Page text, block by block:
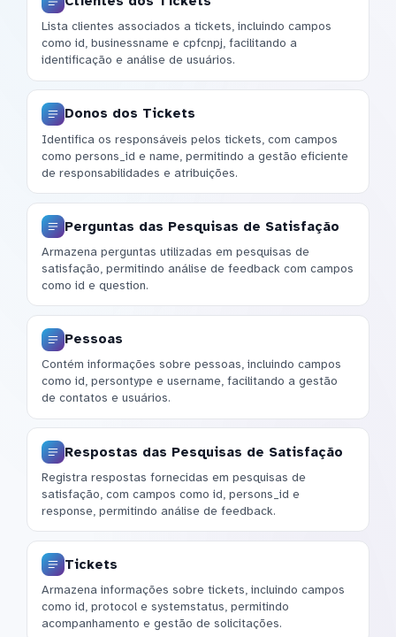
Lista clientes associados a tickets, incluindo campos
como id, businessname e cpfcnpj, facilitando a
identificação e análise de usuários.
Donos dos Tickets
Identifica os responsáveis pelos tickets, com campos
como persons_id e name, permitindo a gestão eficiente
de responsabilidades e atribuições.
Perguntas das Pesquisas de Satisfação
Armazena perguntas utilizadas em pesquisas de
satisfação, permitindo análise de feedback com campos
como id e question.
Pessoas
Contém informações sobre pessoas, incluindo campos
como id, persontype e username, facilitando a gestão
de contatos e usuários.
Respostas das Pesquisas de Satisfação
Registra respostas fornecidas em pesquisas de
satisfação, com campos como id, persons_id e
response, permitindo análise de feedback.
Tickets
Armazena informações sobre tickets, incluindo campos
como id, protocol e systemstatus, permitindo
acompanhamento e gestão de solicitações.